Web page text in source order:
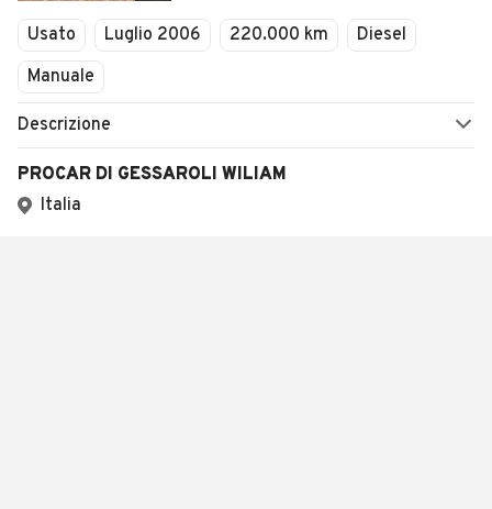
Usato Luglio 2006 220.000 km
Diesel
Manuale
Descrizione
PROCAR DI GESSAROLI WILIAM
Italia